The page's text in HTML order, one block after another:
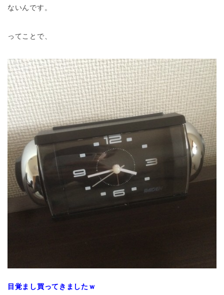
ないんです。
ってことで、
目覚まし買ってきましたｗ